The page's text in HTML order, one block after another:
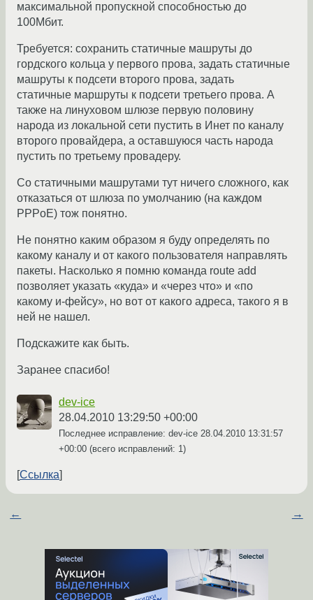
максимальной пропускной способностью до
100Мбит.
Требуется: сохранить статичные машруты до
гордского кольца у первого прова, задать статичные
машруты к подсети второго прова, задать
статичные маршруты к подсети третьего прова. А
также на линуховом шлюзе первую половину
народа из локальной сети пустить в Инет по каналу
второго провайдера, а оставшуюся часть народа
пустить по третьему провадеру.
Со статичными машрутами тут ничего сложного, как
отказаться от шлюза по умолчанию (на каждом
PPPoE) тож понятно.
Не понятно каким образом я буду определять по
какому каналу и от какого пользователя направлять
пакеты. Насколько я помню команда route add
позволяет указать «куда» и «через что» и «по
какому и-фейсу», но вот от какого адреса, такого я в
ней не нашел.
Подскажите как быть.
Заранее спасибо!
dev-ice
28.04.2010 13:29:50 +00:00
Последнее исправление: dev-ice 28.04.2010 13:31:57
+00:00 (всего исправлений: 1)
Ссылка
← →